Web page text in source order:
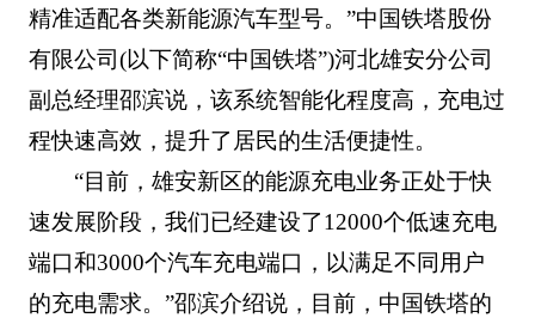
精准适配各类新能源汽车型号。”中国铁塔股份
有限公司(以下简称“中国铁塔”)河北雄安分公司
副总经理邵滨说，该系统智能化程度高，充电过
程快速高效，提升了居民的生活便捷性。
“目前，雄安新区的能源充电业务正处于快
速发展阶段，我们已经建设了12000个低速充电
端口和3000个汽车充电端口，以满足不同用户
的充电需求。”邵滨介绍说，目前，中国铁塔的